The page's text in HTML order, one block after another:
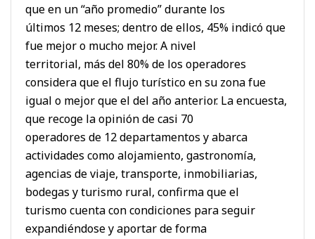
que en un “año promedio” durante los
últimos 12 meses; dentro de ellos, 45% indicó que
fue mejor o mucho mejor. A nivel
territorial, más del 80% de los operadores
considera que el flujo turístico en su zona fue
igual o mejor que el del año anterior. La encuesta,
que recoge la opinión de casi 70
operadores de 12 departamentos y abarca
actividades como alojamiento, gastronomía,
agencias de viaje, transporte, inmobiliarias,
bodegas y turismo rural, confirma que el
turismo cuenta con condiciones para seguir
expandiéndose y aportar de forma